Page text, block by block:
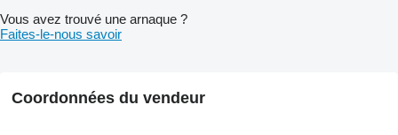
Vous avez trouvé une arnaque ?
Faites-le-nous savoir
Coordonnées du vendeur